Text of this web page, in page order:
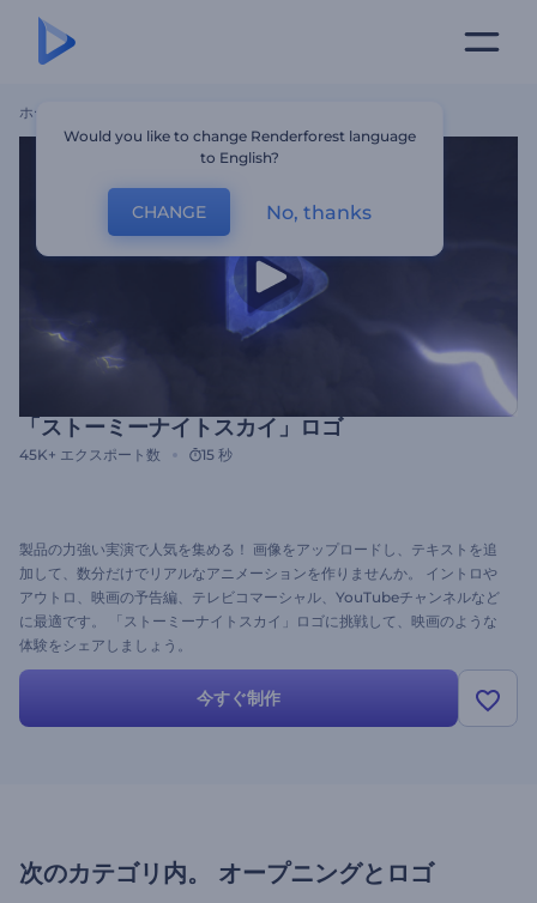
ホーム
「ストーミーナイトスカイ」ロゴ
45K+ エクスポート数 15 秒
製品の力強い実演で人気を集める！ 画像をアップロードし、テキストを追
加して、数分だけでリアルなアニメーションを作りませんか。 イントロや
アウトロ、映画の予告編、テレビコマーシャル、YouTubeチャンネルなど
に最適です。 「ストーミーナイトスカイ」ロゴに挑戦して、映画のような
体験をシェアしましょう。
今すぐ制作
次のカテゴリ内。 オープニングとロゴ
Would you like to change Renderforest language
to English?
CHANGE No, thanks